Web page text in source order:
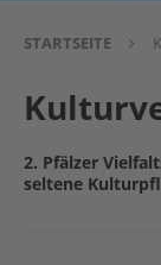
STARTSEITE
2. Pfälzer
seltene